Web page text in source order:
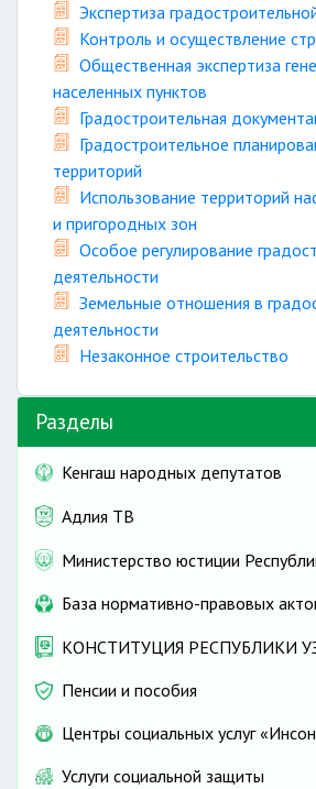
Экспертиза
Контроль и осуществление
Общественная экспертиза
населенных пунктов
Градостроительная
Градостроительное
территорий
Использование территорий
и пригородных зон
Особое регулирование
деятельности
Земельные отношения в
деятельности
Незаконное строительство
Разделы
Кенгаш народных депутатов
Адлия ТВ
Министерство юстиции
База нормативно-правовых
КОНСТИТУЦИЯ РЕСПУБЛИКИ
Пенсии и пособия
Центры социальных услуг
Услуги социальной защиты